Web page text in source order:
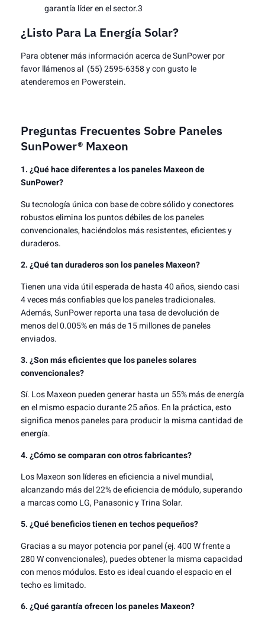
garantía líder en el sector.3
¿Listo Para La Energía Solar?
Para obtener más información acerca de SunPower por
favor llámenos al (55) 2595-6358 y con gusto le
atenderemos en Powerstein.
Preguntas Frecuentes Sobre Paneles
SunPower® Maxeon
1. ¿Qué hace diferentes a los paneles Maxeon de
SunPower?
Su tecnología única con base de cobre sólido y conectores
robustos elimina los puntos débiles de los paneles
convencionales, haciéndolos más resistentes, eficientes y
duraderos.
2. ¿Qué tan duraderos son los paneles Maxeon?
Tienen una vida útil esperada de hasta 40 años, siendo casi
4 veces más confiables que los paneles tradicionales.
Además, SunPower reporta una tasa de devolución de
menos del 0.005% en más de 15 millones de paneles
enviados.
3. ¿Son más eficientes que los paneles solares
convencionales?
Sí. Los Maxeon pueden generar hasta un 55% más de energía
en el mismo espacio durante 25 años. En la práctica, esto
significa menos paneles para producir la misma cantidad de
energía.
4. ¿Cómo se comparan con otros fabricantes?
Los Maxeon son líderes en eficiencia a nivel mundial,
alcanzando más del 22% de eficiencia de módulo, superando
a marcas como LG, Panasonic y Trina Solar.
5. ¿Qué beneficios tienen en techos pequeños?
Gracias a su mayor potencia por panel (ej. 400 W frente a
280 W convencionales), puedes obtener la misma capacidad
con menos módulos. Esto es ideal cuando el espacio en el
techo es limitado.
6. ¿Qué garantía ofrecen los paneles Maxeon?